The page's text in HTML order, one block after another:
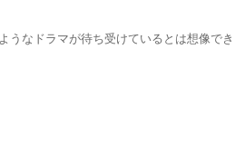
なドラマが待ち受けているとは想像でき